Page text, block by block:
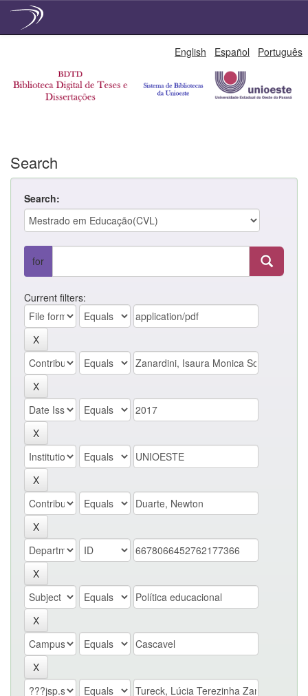
English Español Português
Search
Search:
for
Current filters: